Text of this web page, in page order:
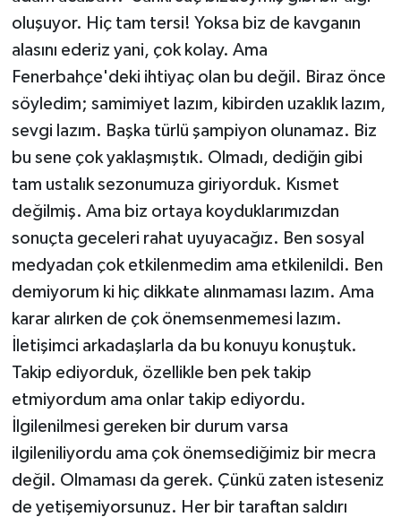
oluşuyor. Hiç tam tersi! Yoksa biz de kavganın
alasını ederiz yani, çok kolay. Ama
Fenerbahçe'deki ihtiyaç olan bu değil. Biraz önce
söyledim; samimiyet lazım, kibirden uzaklık lazım,
sevgi lazım. Başka türlü şampiyon olunamaz. Biz
bu sene çok yaklaşmıştık. Olmadı, dediğin gibi
tam ustalık sezonumuza giriyorduk. Kısmet
değilmiş. Ama biz ortaya koyduklarımızdan
sonuçta geceleri rahat uyuyacağız. Ben sosyal
medyadan çok etkilenmedim ama etkilenildi. Ben
demiyorum ki hiç dikkate alınmaması lazım. Ama
karar alırken de çok önemsenmemesi lazım.
İletişimci arkadaşlarla da bu konuyu konuştuk.
Takip ediyorduk, özellikle ben pek takip
etmiyordum ama onlar takip ediyordu.
İlgilenilmesi gereken bir durum varsa
ilgileniliyordu ama çok önemsediğimiz bir mecra
değil. Olmaması da gerek. Çünkü zaten isteseniz
de yetişemiyorsunuz. Her bir taraftan saldırı